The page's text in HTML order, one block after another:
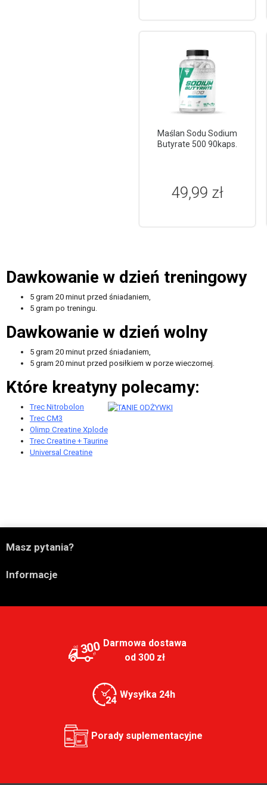
Maślan Sodu Sodium
Butyrate 500 90kaps.
49,99 zł
Dawkowanie w dzień treningowy
5 gram 20 minut przed śniadaniem,
5 gram po treningu.
Dawkowanie w dzień wolny
5 gram 20 minut przed śniadaniem,
5 gram 20 minut przed posiłkiem w porze wieczornej.
Które kreatyny polecamy:
Trec Nitrobolon
Trec CM3
Olimp Creatine Xplode
Trec Creatine + Taurine
Universal Creatine
Masz pytania?
Informacje
300 Darmowa dostawa
od 300 zł
Wysyłka 24h
Porady suplementacyjne